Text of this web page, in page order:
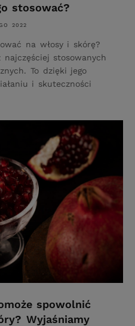
stosować?
2022
na włosy i skórę?
stosowanych
To dzięki jego
i skuteczności
spowolnić
Wyjaśniamy